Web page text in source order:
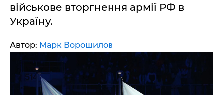
військове вторгнення армії РФ в
Україну.
Автор: Марк Ворошилов